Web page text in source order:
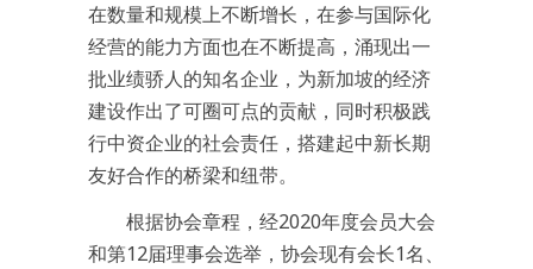
在数量和规模上不断增长，在参与国际化
经营的能力方面也在不断提高，涌现出一
批业绩骄人的知名企业，为新加坡的经济
建设作出了可圈可点的贡献，同时积极践
行中资企业的社会责任，搭建起中新长期
友好合作的桥梁和纽带。
根据协会章程，经2020年度会员大会
和第12届理事会选举，协会现有会长1名、